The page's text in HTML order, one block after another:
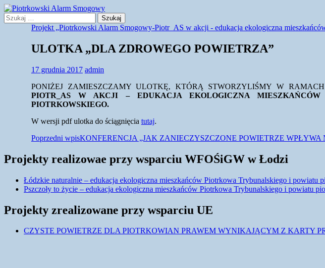
Przejdź
do
treściPiotrkowski Alarm Smogowy
Szukaj
Szukaj:
Projekt „Piotrkowski Alarm Smogowy-Piotr_AS w akcji - edukacja ekologiczna
ULOTKA „DLA ZDROWEGO POWIETRZA”
17 grudnia 2017 admin
PONIŻEJ ZAMIESZCZAMY ULOTKĘ, KTÓRĄ STWORZYLIŚMY W
PIOTR_AS W AKCJI – EDUKACJA EKOLOGICZNA
PIOTRKOWSKIEGO.
W wersji pdf ulotka do ściągnięcia tutaj.
Nawigacja
wpisu
Poprzedni wpisKONFERENCJA „JAK ZANIECZYSZCZONE POWIETRZE WPŁYWA
Projekty realizowae przy wsparciu WFOŚiGW w Łodzi
Łódzkie naturalnie – edukacja ekologiczna mieszkańców Piotrkowa Trybunalskiego i powiatu
Pszczoły to życie – edukacja ekologiczna mieszkańców Piotrkowa Trybunalskiego i powiatu
Projekty zrealizowane przy wsparciu UE
CZYSTE POWIETRZE DLA PIOTRKOWIAN PRAWEM WYNIKAJĄCYM Z KARTY